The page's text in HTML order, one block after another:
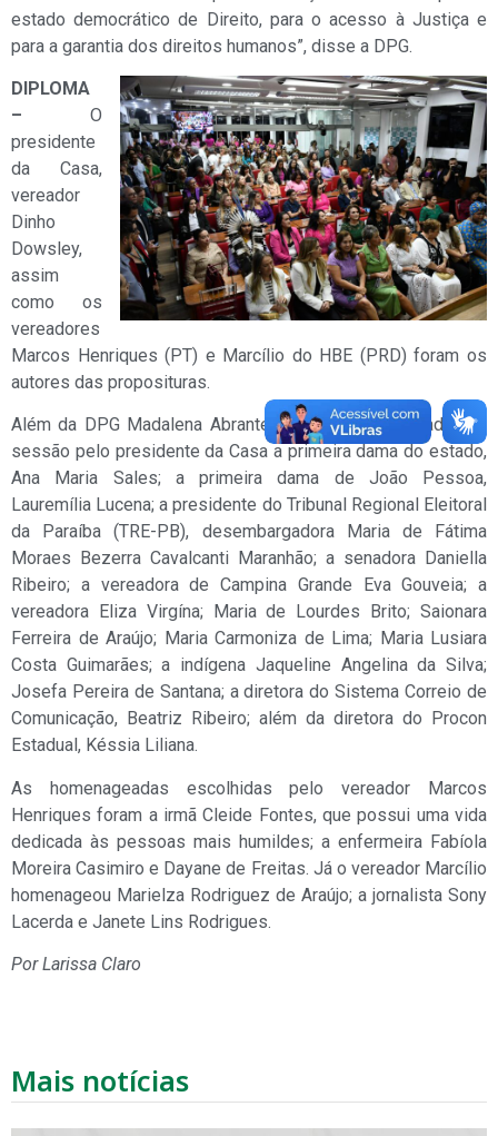
estado democrático de Direito, para o acesso à Justiça e
para a garantia dos direitos humanos”, disse a DPG.
DIPLOMA
– O
presidente
da Casa,
vereador
Dinho
Dowsley,
assim
como os
vereadores
Marcos Henriques (PT) e Marcílio do HBE (PRD) foram os
autores das proposituras.
Além da DPG Madalena Abrantes, foram homenageadas na
sessão pelo presidente da Casa a primeira dama do estado,
Ana Maria Sales; a primeira dama de João Pessoa,
Lauremília Lucena; a presidente do Tribunal Regional Eleitoral
da Paraíba (TRE-PB), desembargadora Maria de Fátima
Moraes Bezerra Cavalcanti Maranhão; a senadora Daniella
Ribeiro; a vereadora de Campina Grande Eva Gouveia; a
vereadora Eliza Virgína; Maria de Lourdes Brito; Saionara
Ferreira de Araújo; Maria Carmoniza de Lima; Maria Lusiara
Costa Guimarães; a indígena Jaqueline Angelina da Silva;
Josefa Pereira de Santana; a diretora do Sistema Correio de
Comunicação, Beatriz Ribeiro; além da diretora do Procon
Estadual, Késsia Liliana.
As homenageadas escolhidas pelo vereador Marcos
Henriques foram a irmã Cleide Fontes, que possui uma vida
dedicada às pessoas mais humildes; a enfermeira Fabíola
Moreira Casimiro e Dayane de Freitas. Já o vereador Marcílio
homenageou Marielza Rodriguez de Araújo; a jornalista Sony
Lacerda e Janete Lins Rodrigues.
Por Larissa Claro
Mais notícias